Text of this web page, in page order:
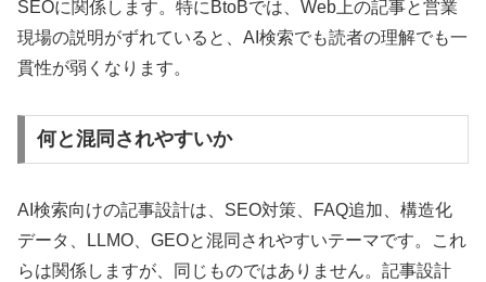
SEOに関係します。特にBtoBでは、Web上の記事と営業
現場の説明がずれていると、AI検索でも読者の理解でも一
貫性が弱くなります。
何と混同されやすいか
AI検索向けの記事設計は、SEO対策、FAQ追加、構造化
データ、LLMO、GEOと混同されやすいテーマです。これ
らは関係しますが、同じものではありません。記事設計